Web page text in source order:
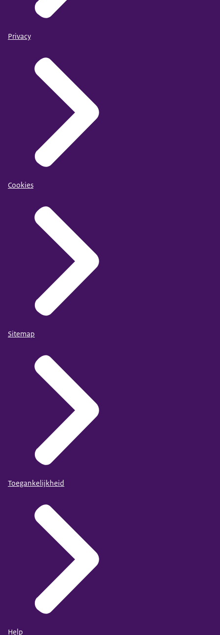
Privacy
Cookies
Sitemap
Toegankelijkheid
Help